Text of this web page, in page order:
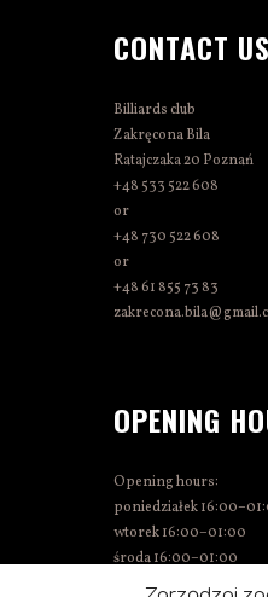
CONTACT US
Billiards club
Zakręcona Bila
Ratajczaka 20 Poznań
+48 533 522 608
or
+48 730 522 608
or
+48 61 855 73 83
OPENING
Opening hours:
poniedziałek
wtorek 16:00–01:00
środa 16:00–01:00
Thursday 15:00–01:00